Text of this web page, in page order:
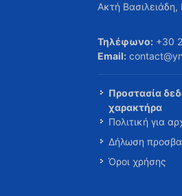
Ακτή
Τηλέφωνο: +30
Email:
Προστασία
χαρακτήρα
Πολιτική για
Δήλωση
Όροι χρήσης